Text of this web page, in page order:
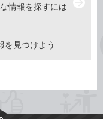
を見つけよう
情報を探すには